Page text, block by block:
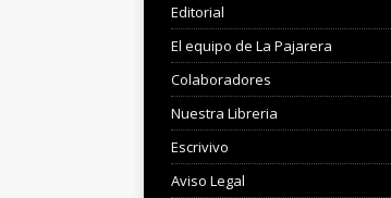
Editorial
El equipo de La Pajarera
Colaboradores
Nuestra Libreria
Escrivivo
Aviso Legal